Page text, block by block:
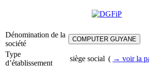
Dénomination de la
société
COMPUTER GUYANE
Type
d’établissement
siège social ( → voir la